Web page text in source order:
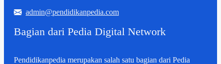
admin@pendidikanpedia.com
Bagian dari Pedia Digital Network
Pendidikanpedia merupakan salah satu bagian dari Pedia